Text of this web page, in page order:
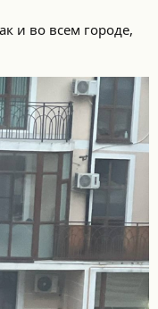
и во всем городе,